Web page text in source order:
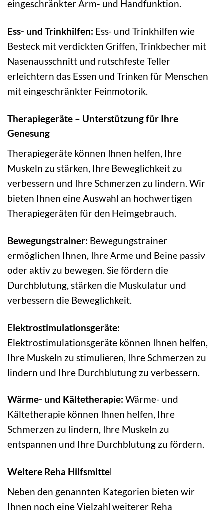
eingeschränkter Arm- und Handfunktion.
Ess- und Trinkhilfen: Ess- und Trinkhilfen wie
Besteck mit verdickten Griffen, Trinkbecher mit
Nasenausschnitt und rutschfeste Teller
erleichtern das Essen und Trinken für Menschen
mit eingeschränkter Feinmotorik.
Therapiegeräte – Unterstützung für Ihre
Genesung
Therapiegeräte können Ihnen helfen, Ihre
Muskeln zu stärken, Ihre Beweglichkeit zu
verbessern und Ihre Schmerzen zu lindern. Wir
bieten Ihnen eine Auswahl an hochwertigen
Therapiegeräten für den Heimgebrauch.
Bewegungstrainer: Bewegungstrainer
ermöglichen Ihnen, Ihre Arme und Beine passiv
oder aktiv zu bewegen. Sie fördern die
Durchblutung, stärken die Muskulatur und
verbessern die Beweglichkeit.
Elektrostimulationsgeräte:
Elektrostimulationsgeräte können Ihnen helfen,
Ihre Muskeln zu stimulieren, Ihre Schmerzen zu
lindern und Ihre Durchblutung zu verbessern.
Wärme- und Kältetherapie: Wärme- und
Kältetherapie können Ihnen helfen, Ihre
Schmerzen zu lindern, Ihre Muskeln zu
entspannen und Ihre Durchblutung zu fördern.
Weitere Reha Hilfsmittel
Neben den genannten Kategorien bieten wir
Ihnen noch eine Vielzahl weiterer Reha